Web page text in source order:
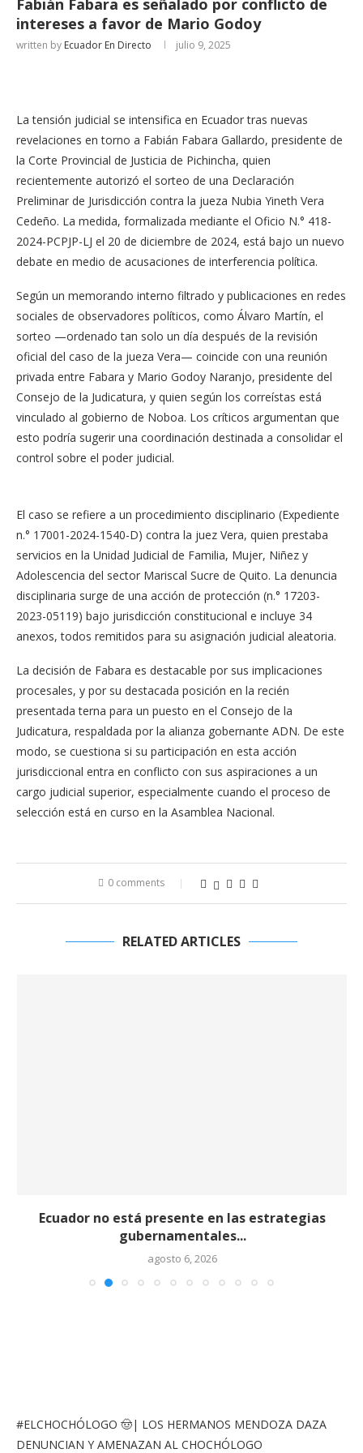
Fabián Fabara es señalado por conflicto de
intereses a favor de Mario Godoy
written by Ecuador En Directo julio 9, 2025
La tensión judicial se intensifica en Ecuador tras nuevas
revelaciones en torno a Fabián Fabara Gallardo, presidente de
la Corte Provincial de Justicia de Pichincha, quien
recientemente autorizó el sorteo de una Declaración
Preliminar de Jurisdicción contra la jueza Nubia Yineth Vera
Cedeño. La medida, formalizada mediante el Oficio N.° 418-
2024-PCPJP-LJ el 20 de diciembre de 2024, está bajo un nuevo
debate en medio de acusaciones de interferencia política.
Según un memorando interno filtrado y publicaciones en redes
sociales de observadores políticos, como Álvaro Martín, el
sorteo —ordenado tan solo un día después de la revisión
oficial del caso de la jueza Vera— coincide con una reunión
privada entre Fabara y Mario Godoy Naranjo, presidente del
Consejo de la Judicatura, y quien según los correístas está
vinculado al gobierno de Noboa. Los críticos argumentan que
esto podría sugerir una coordinación destinada a consolidar el
control sobre el poder judicial.
El caso se refiere a un procedimiento disciplinario (Expediente
n.° 17001-2024-1540-D) contra la juez Vera, quien prestaba
servicios en la Unidad Judicial de Familia, Mujer, Niñez y
Adolescencia del sector Mariscal Sucre de Quito. La denuncia
disciplinaria surge de una acción de protección (n.° 17203-
2023-05119) bajo jurisdicción constitucional e incluye 34
anexos, todos remitidos para su asignación judicial aleatoria.
La decisión de Fabara es destacable por sus implicaciones
procesales, y por su destacada posición en la recién
presentada terna para un puesto en el Consejo de la
Judicatura, respaldada por la alianza gobernante ADN. De este
modo, se cuestiona si su participación en esta acción
jurisdiccional entra en conflicto con sus aspiraciones a un
cargo judicial superior, especialmente cuando el proceso de
selección está en curso en la Asamblea Nacional.
0 comments
RELATED ARTICLES
Ecuador no está presente en las estrategias
gubernamentales...
agosto 6, 2026
#ELCHOCHÓLOGO 🤠| LOS HERMANOS MENDOZA DAZA
DENUNCIAN Y AMENAZAN AL CHOCHÓLOGO